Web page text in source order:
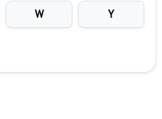
W Y